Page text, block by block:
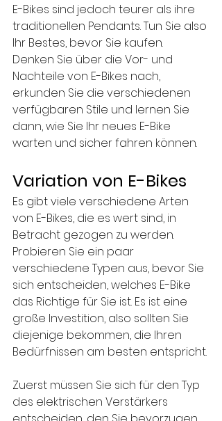
E-Bikes sind jedoch teurer als ihre
traditionellen Pendants. Tun Sie also
Ihr Bestes, bevor Sie kaufen.
Denken Sie über die Vor- und
Nachteile von E-Bikes nach,
erkunden Sie die verschiedenen
verfügbaren Stile und lernen Sie
dann, wie Sie Ihr neues E-Bike
warten und sicher fahren können.
Variation von E-Bikes
Es gibt viele verschiedene Arten
von E-Bikes, die es wert sind, in
Betracht gezogen zu werden.
Probieren Sie ein paar
verschiedene Typen aus, bevor Sie
sich entscheiden, welches E-Bike
das Richtige für Sie ist. Es ist eine
große Investition, also sollten Sie
diejenige bekommen, die Ihren
Bedürfnissen am besten entspricht.
Zuerst müssen Sie sich für den Typ
des elektrischen Verstärkers